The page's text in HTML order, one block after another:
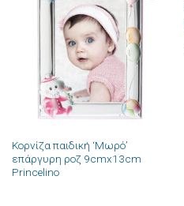
Πρόσθήκη
στην λίστα
επιθυμιών
Κορνίζα παιδική ‘Μωρό’
επάργυρη ροζ 9cmx13cm
Princelino